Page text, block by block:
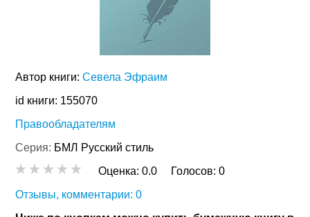
Автор книги:Севела Эфраим
id книги: 155070
Правообладателям
Серия: БМЛ Русский стиль
Оценка:0.0 Голосов:0
Отзывы, комментарии: 0